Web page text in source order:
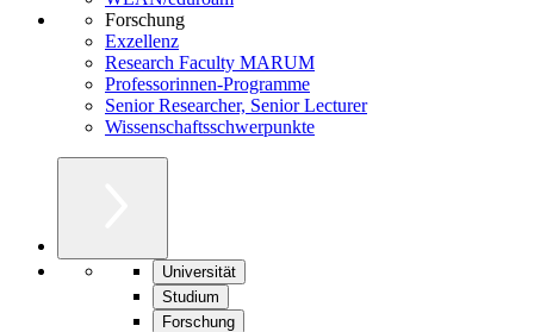
Forschung
Exzellenz
Research Faculty MARUM
Professorinnen-Programme
Senior Researcher, Senior Lecturer
Wissenschaftsschwerpunkte
Universität
Studium
Forschung